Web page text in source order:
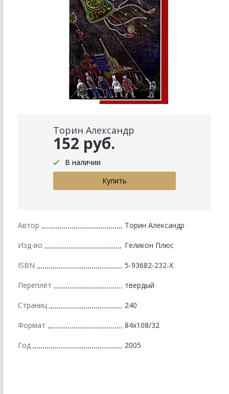
Торин Александр
152 руб.
В наличии
Автор Торин Александр
Изд-во Геликон Плюс
ISBN 5-93682-232-Х
Переплёт твердый
Страниц 240
Формат 84x108/32
Год 2005